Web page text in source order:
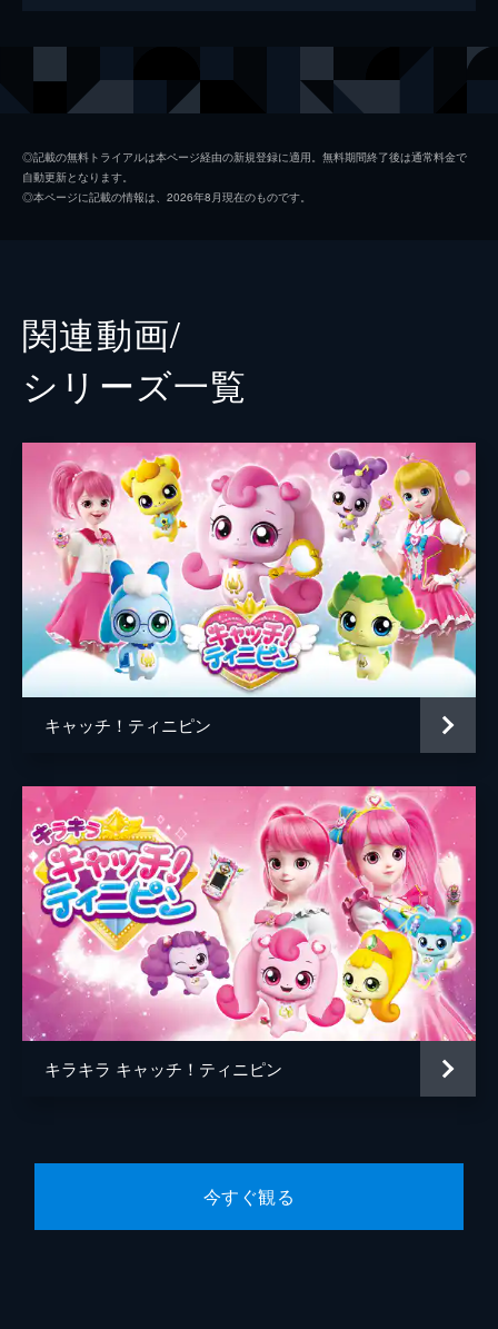
困らせようとするジェニーの仕業で地球に落
ンたちも地球にやってきて...。
2話 変身！フローラハート
新アイテム・ミスティックハートウイングを
使ってプリンセスに変身したローミー。新し
3話 食べすぎは危険！モグモグ
食べることが大好きなモグピンの魔法で、み
んなが食べ物をどんどん食べ始めた。このま
まではレイモンの家の食堂に来たお客さんに
まうのか?
13分
4話 あちち！キャンプ騒動
キャンプに来たローミーたち。しかし、燃え
ているものは何でも消すティニピン・ホット
ピンがあちこちで火を消してしまう。このま
まではキャンプファイヤーもできなくなるの
で、ホットピンをキャッチしようと...。
13分
5話 治してあげるピーポー
お世話が好きなお医者さん・ピーポーピンが
合わせてローミーを助けようとする。
13分
6話 ティニピン病院に行こう
いつも情熱にあふれ、自信に満ちているネネ
ピン。そんなネネピンが病気になったよう
だ。ティニピン病院で診察を受けると、入院
が必要になる。しかし、いつの間にか、ネネ
ピンはティニピン病院を抜け出してしまう。
13分
7話 がんばれ！がんばれ！ワワピン！
うに穏やかで社交的なワワピン。そんなワワ
エモーション王国の王族でローミーのいと
◎記載の無料トライアルは本ページ経由の新規登録に適用。無料期間終了後は通常料金で
自動更新となります。
◎本ページに記載の情報は、2026年8月現在のものです。
関連動画/
シリーズ⼀覧
キャッチ！ティニピン
キラキラ キャッチ！ティニピン
今すぐ観る